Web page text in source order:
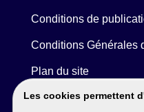
Les cookies permettent
Conditions de
Conditions Générales
Plan du site